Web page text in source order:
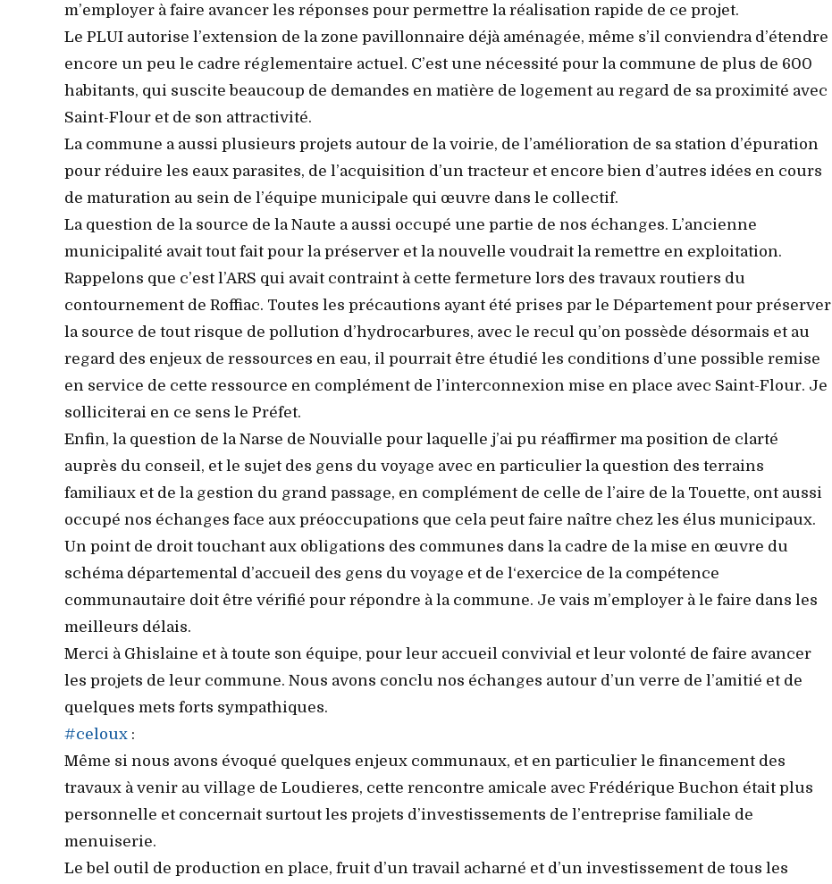
m’employer à faire avancer les réponses pour permettre la réalisation rapide de ce projet.
Le PLUI autorise l’extension de la zone pavillonnaire déjà aménagée, même s’il conviendra d’étendre
encore un peu le cadre réglementaire actuel. C’est une nécessité pour la commune de plus de 600
habitants, qui suscite beaucoup de demandes en matière de logement au regard de sa proximité avec
Saint-Flour et de son attractivité.
La commune a aussi plusieurs projets autour de la voirie, de l’amélioration de sa station d’épuration
pour réduire les eaux parasites, de l’acquisition d’un tracteur et encore bien d’autres idées en cours
de maturation au sein de l’équipe municipale qui œuvre dans le collectif.
La question de la source de la Naute a aussi occupé une partie de nos échanges. L’ancienne
municipalité avait tout fait pour la préserver et la nouvelle voudrait la remettre en exploitation.
Rappelons que c’est l’ARS qui avait contraint à cette fermeture lors des travaux routiers du
contournement de Roffiac. Toutes les précautions ayant été prises par le Département pour préserver
la source de tout risque de pollution d’hydrocarbures, avec le recul qu’on possède désormais et au
regard des enjeux de ressources en eau, il pourrait être étudié les conditions d’une possible remise
en service de cette ressource en complément de l’interconnexion mise en place avec Saint-Flour. Je
solliciterai en ce sens le Préfet.
Enfin, la question de la Narse de Nouvialle pour laquelle j’ai pu réaffirmer ma position de clarté
auprès du conseil, et le sujet des gens du voyage avec en particulier la question des terrains
familiaux et de la gestion du grand passage, en complément de celle de l’aire de la Touette, ont aussi
occupé nos échanges face aux préoccupations que cela peut faire naître chez les élus municipaux.
Un point de droit touchant aux obligations des communes dans la cadre de la mise en œuvre du
schéma départemental d’accueil des gens du voyage et de l‘exercice de la compétence
communautaire doit être vérifié pour répondre à la commune. Je vais m’employer à le faire dans les
meilleurs délais.
Merci à Ghislaine et à toute son équipe, pour leur accueil convivial et leur volonté de faire avancer
les projets de leur commune. Nous avons conclu nos échanges autour d’un verre de l’amitié et de
quelques mets forts sympathiques.
#celoux :
Même si nous avons évoqué quelques enjeux communaux, et en particulier le financement des
travaux à venir au village de Loudieres, cette rencontre amicale avec Frédérique Buchon était plus
personnelle et concernait surtout les projets d’investissements de l’entreprise familiale de
menuiserie.
Le bel outil de production en place, fruit d’un travail acharné et d’un investissement de tous les